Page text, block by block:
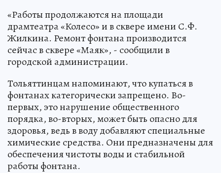
«Работы продолжаются на площади
драмтеатра «Колесо» и в сквере имени С.Ф.
Жилкина. Ремонт фонтана производится
сейчас в сквере «Маяк», - сообщили в
городской администрации.
Тольяттинцам напоминают, что купаться в
фонтанах категорически запрещено. Во-
первых, это нарушение общественного
порядка, во-вторых, может быть опасно для
здоровья, ведь в воду добавляют специальные
химические средства. Они предназначены для
обеспечения чистоты воды и стабильной
работы фонтана.